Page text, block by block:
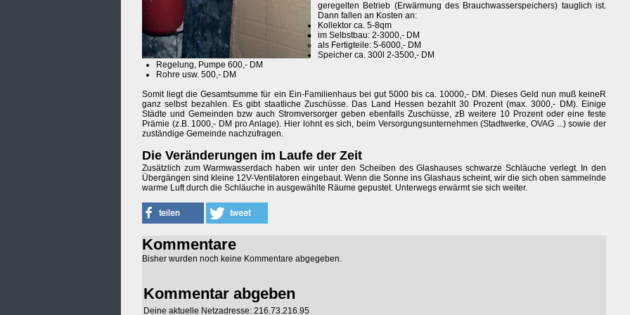
geregelten Betrieb (Erwärmung des Brauchwasserspeichers) tauglich ist.
Dann fallen an Kosten an:
Kollektor ca. 5-8qm
im Selbstbau: 2-3000,- DM
als Fertigteile: 5-6000,- DM
Speicher ca. 300l 2-3500,- DM
Regelung, Pumpe 600,- DM
Rohre usw. 500,- DM
Somit liegt die Gesamtsumme für ein Ein-Familienhaus bei gut 5000 bis ca. 10000,- DM. Dieses Geld nun muß keineR
ganz selbst bezahlen. Es gibt staatliche Zuschüsse. Das Land Hessen bezahlt 30 Prozent (max. 3000,- DM). Einige
Städte und Gemeinden bzw auch Stromversorger geben ebenfalls Zuschüsse, zB weitere 10 Prozent oder eine feste
Prämie (z.B. 1000,- DM pro Anlage). Hier lohnt es sich, beim Versorgungsunternehmen (Stadtwerke, OVAG ...) sowie der
zuständige Gemeinde nachzufragen.
Die Veränderungen im Laufe der Zeit
Zusätzlich zum Warmwasserdach haben wir unter den Scheiben des Glashauses schwarze Schläuche verlegt. In den
Übergängen sind kleine 12V-Ventilatoren eingebaut. Wenn die Sonne ins Glashaus scheint, wir die sich oben sammelnde
warme Luft durch die Schläuche in ausgewählte Räume gepustet. Unterwegs erwärmt sie sich weiter.
Kommentare
Bisher wurden noch keine Kommentare abgegeben.
Kommentar abgeben
Deine aktuelle Netzadresse: 216.73.216.95